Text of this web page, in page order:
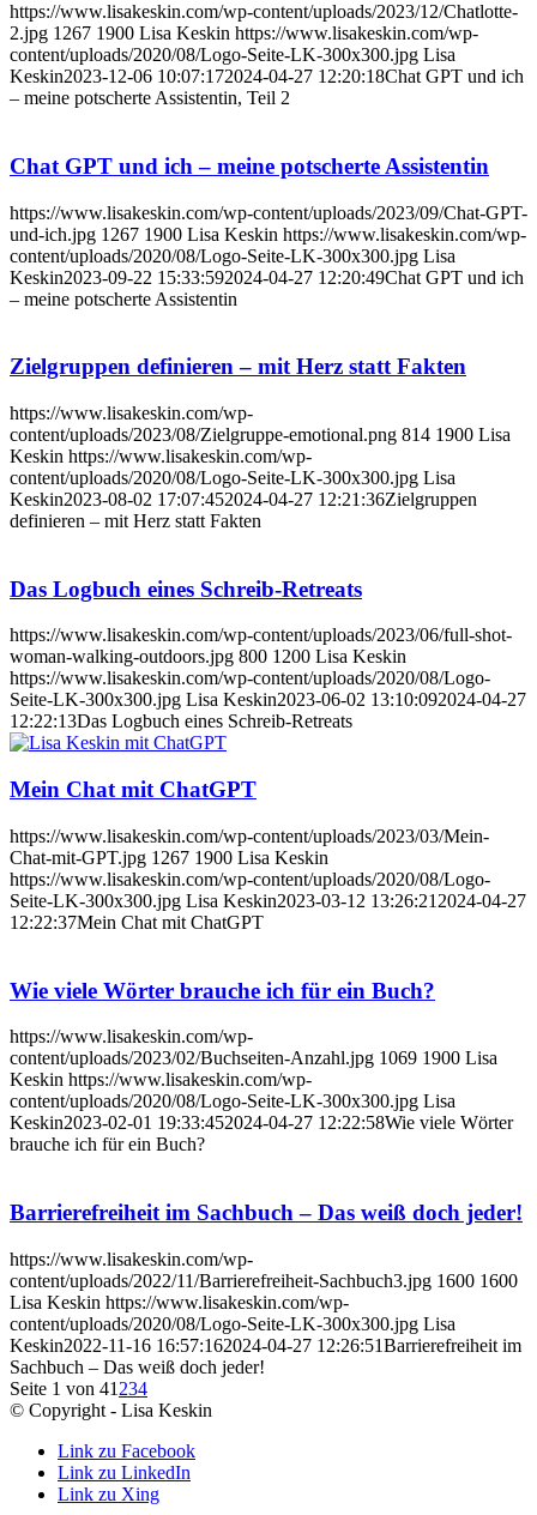
https://www.lisakeskin.com/wp-content/uploads/2023/12/Chatlotte-
2.jpg 1267 1900 Lisa Keskin https://www.lisakeskin.com/wp-
content/uploads/2020/08/Logo-Seite-LK-300x300.jpg Lisa
Keskin2023-12-06 10:07:172024-04-27 12:20:18Chat GPT und ich
– meine potscherte Assistentin, Teil 2
Chat GPT und ich – meine potscherte Assistentin
https://www.lisakeskin.com/wp-content/uploads/2023/09/Chat-GPT-
und-ich.jpg 1267 1900 Lisa Keskin https://www.lisakeskin.com/wp-
content/uploads/2020/08/Logo-Seite-LK-300x300.jpg Lisa
Keskin2023-09-22 15:33:592024-04-27 12:20:49Chat GPT und ich
– meine potscherte Assistentin
Zielgruppen definieren – mit Herz statt Fakten
https://www.lisakeskin.com/wp-
content/uploads/2023/08/Zielgruppe-emotional.png 814 1900 Lisa
Keskin https://www.lisakeskin.com/wp-
content/uploads/2020/08/Logo-Seite-LK-300x300.jpg Lisa
Keskin2023-08-02 17:07:452024-04-27 12:21:36Zielgruppen
definieren – mit Herz statt Fakten
Das Logbuch eines Schreib-Retreats
https://www.lisakeskin.com/wp-content/uploads/2023/06/full-shot-
woman-walking-outdoors.jpg 800 1200 Lisa Keskin
https://www.lisakeskin.com/wp-content/uploads/2020/08/Logo-
Seite-LK-300x300.jpg Lisa Keskin2023-06-02 13:10:092024-04-27
12:22:13Das Logbuch eines Schreib-Retreats
Mein Chat mit ChatGPT
https://www.lisakeskin.com/wp-content/uploads/2023/03/Mein-
Chat-mit-GPT.jpg 1267 1900 Lisa Keskin
https://www.lisakeskin.com/wp-content/uploads/2020/08/Logo-
Seite-LK-300x300.jpg Lisa Keskin2023-03-12 13:26:21 2024-04-27
12:22:37Mein Chat mit ChatGPT
Wie viele Wörter brauche ich für ein Buch?
https://www.lisakeskin.com/wp-
content/uploads/2023/02/Buchseiten-Anzahl.jpg 1069 1900 Lisa
Keskin https://www.lisakeskin.com/wp-
content/uploads/2020/08/Logo-Seite-LK-300x300.jpg Lisa
Keskin2023-02-01 19:33:452024-04-27 12:22:58Wie viele Wörter
brauche ich für ein Buch?
Barrierefreiheit im Sachbuch – Das weiß doch jeder!
https://www.lisakeskin.com/wp-
content/uploads/2022/11/Barrierefreiheit-Sachbuch3.jpg 1600 1600
Lisa Keskin https://www.lisakeskin.com/wp-
content/uploads/2020/08/Logo-Seite-LK-300x300.jpg Lisa
Keskin2022-11-16 16:57:162024-04-27 12:26:51Barrierefreiheit im
Sachbuch – Das weiß doch jeder!
Seite 1 von 41 234
© Copyright - Lisa Keskin
Link zu Facebook
Link zu LinkedIn
Link zu Xing